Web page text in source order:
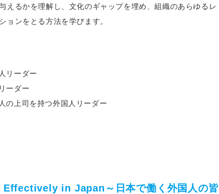
えるかを理解し、文化のギャップを埋め、組織のあらゆるレ
ョンをとる方法を学びます。
リーダー
ーダー
の上司を持つ外国人リーダー
in Japan～日本で働く外国人の皆